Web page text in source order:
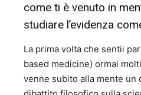
come ti è venuto in
studiare l’evidenza
La prima volta che sentii
based medicine) ormai
venne subito alla mente un